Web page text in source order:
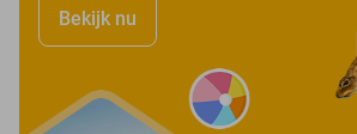
Bekijk nu